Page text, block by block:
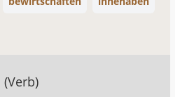
(Verb)